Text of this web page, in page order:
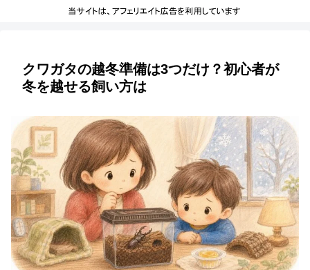
クワガタの越冬準備は3つだけ？初心者が
冬を越せる飼い方は